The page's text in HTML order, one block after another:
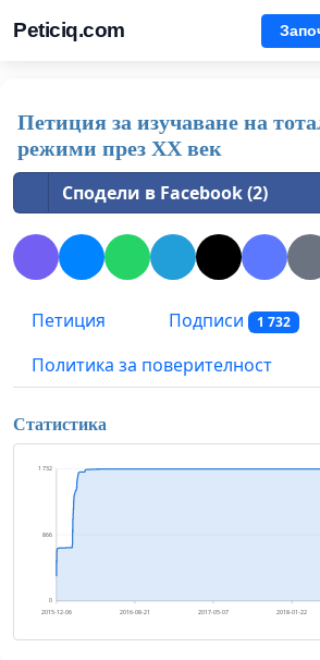
Peticiq.com
Петиция за изучаване на
режими през ХХ век
Сподели в Facebook (2)
Петиция Подписи 1 732
Политика за поверителност
Статистика
0
866
1 732
2015-12-06 2016-08-21 2017-05-07 2018-01-22